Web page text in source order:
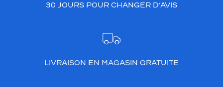
30 JOURS POUR CHANGER D’AVIS
LIVRAISON EN MAGASIN GRATUITE